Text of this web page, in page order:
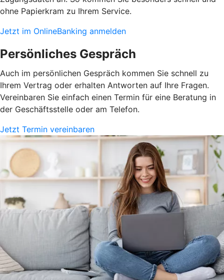
ohne Papierkram zu Ihrem Service.
Jetzt im OnlineBanking anmelden
Persönliches Gespräch
Auch im persönlichen Gespräch kommen Sie schnell zu
Ihrem Vertrag oder erhalten Antworten auf Ihre Fragen.
Vereinbaren Sie einfach einen Termin für eine Beratung in
der Geschäftsstelle oder am Telefon.
Jetzt Termin vereinbaren